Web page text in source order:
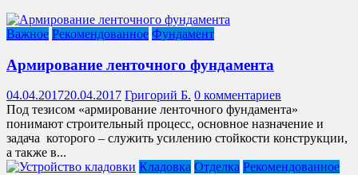
Важное Рекомендованное Фундамент
Армирование ленточного фундамента
04.04.201720.04.2017 Григорий Б. 0 комментариев
Под тезисом «армирование ленточного фундамента»
понимают строительный процесс, основное назначение и
задача которого – служить усилению стойкости конструкции,
а также в...
Кладовка Отделка Рекомендованное